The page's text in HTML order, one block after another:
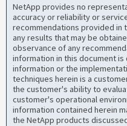
NetApp provides no
accuracy or reliability or
recommendations provided in
any results that may be
observance of any
information in this document
information or the
techniques herein is a
the customer's ability to
customer's operational
information contained herein
the NetApp products